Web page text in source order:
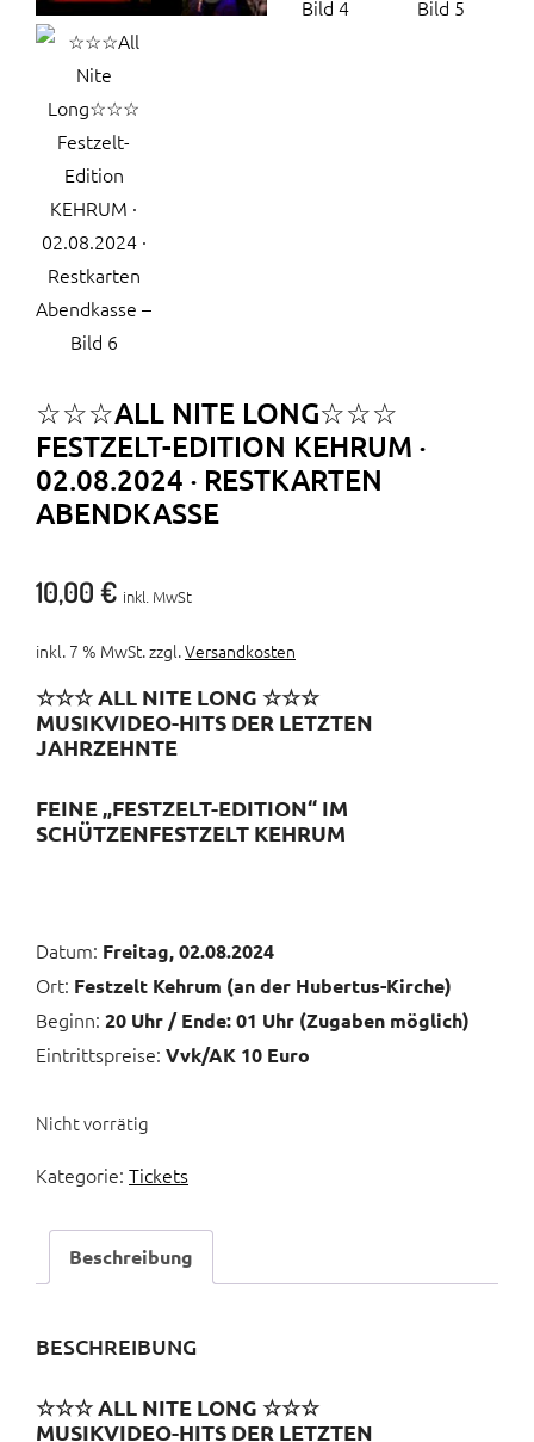
☆☆☆ALL NITE LONG☆☆☆
FESTZELT-EDITION KEHRUM ·
02.08.2024 · RESTKARTEN
ABENDKASSE
10,00€ inkl. MwSt
inkl. 7 % MwSt.zzgl.Versandkosten
☆☆☆ ALL NITE LONG ☆☆☆
MUSIKVIDEO-HITS DER LETZTEN
JAHRZEHNTE
FEINE „FESTZELT-EDITION“ IM
SCHÜTZENFESTZELT KEHRUM
Datum: Freitag, 02.08.2024
Ort: Festzelt Kehrum (an der Hubertus-Kirche)
Beginn: 20 Uhr / Ende: 01 Uhr (Zugaben möglich)
Eintrittspreise: Vvk/AK 10 Euro
Nicht vorrätig
Kategorie: Tickets
Beschreibung
BESCHREIBUNG
☆☆☆ ALL NITE LONG ☆☆☆
MUSIKVIDEO-HITS DER LETZTEN